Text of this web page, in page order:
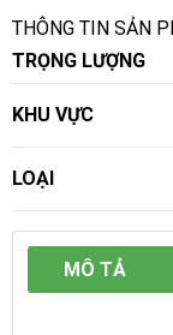
THÔNG TIN SẢN
TRỌNG LƯỢNG
KHU VỰC
LOẠI
MÔ TẢ